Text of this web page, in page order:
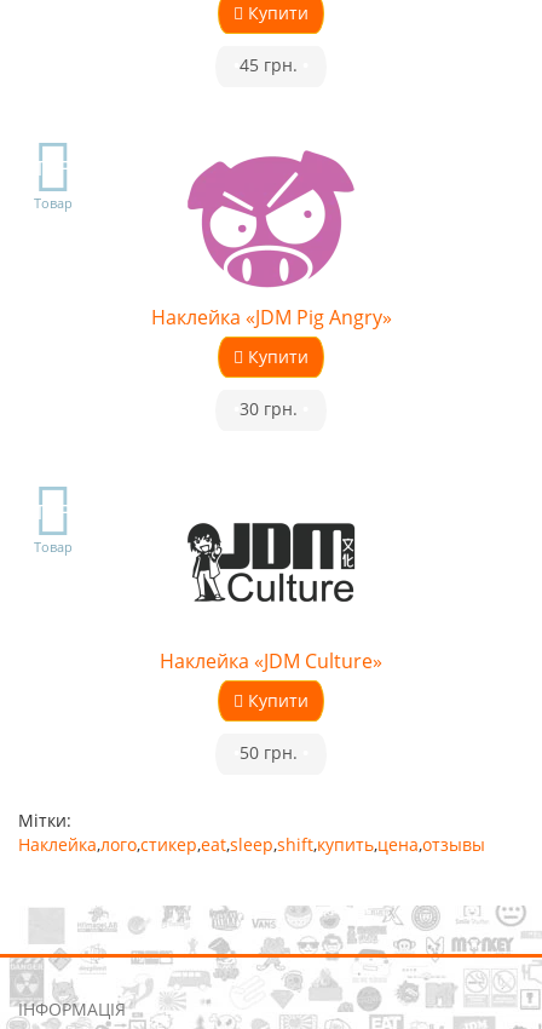
Купити
45 грн.
TOP
Товар
Наклейка «JDM Pig Angry»
Купити
30 грн.
TOP
Товар
Наклейка «JDM Culture»
Купити
50 грн.
Мітки:
Наклейка,лого,стикер,eat,sleep,shift,купить,цена,отзывы
ІНФОРМАЦІЯ